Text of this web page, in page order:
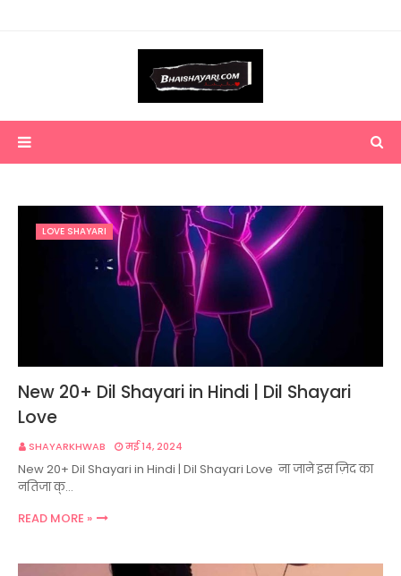
LOVE SHAYARI
New 20+ Dil Shayari in Hindi | Dil Shayari
Love
SHAYARKHWAB मई 14, 2024
New 20+ Dil Shayari in Hindi | Dil Shayari Love ना जाने इस ज़िद का
नतिजा क्…
READ MORE »